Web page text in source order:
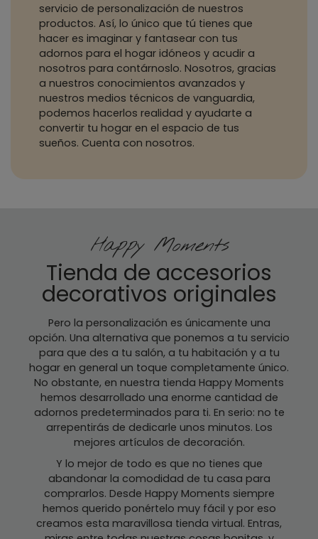
servicio de personalización de nuestros
productos. Así, lo único que tú tienes que
hacer es imaginar y fantasear con tus
adornos para el hogar idóneos y acudir a
nosotros para contárnoslo. Nosotros, gracias
a nuestros conocimientos avanzados y
nuestros medios técnicos de vanguardia,
podemos hacerlos realidad y ayudarte a
convertir tu hogar en el espacio de tus
sueños. Cuenta con nosotros.
Happy Moments
Tienda de accesorios
decorativos originales
Pero la personalización es únicamente una
opción. Una alternativa que ponemos a tu servicio
para que des a tu salón, a tu habitación y a tu
hogar en general un toque completamente único.
No obstante, en nuestra tienda Happy Moments
hemos desarrollado una enorme cantidad de
adornos predeterminados para ti. En serio: no te
arrepentirás de dedicarle unos minutos. Los
mejores artículos de decoración.
Y lo mejor de todo es que no tienes que
abandonar la comodidad de tu casa para
comprarlos. Desde Happy Moments siempre
hemos querido ponértelo muy fácil y por eso
creamos esta maravillosa tienda virtual. Entras,